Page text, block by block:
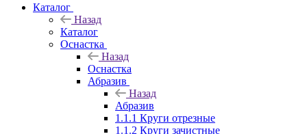
Каталог
Назад
Каталог
Оснастка
Назад
Оснастка
Абразив
Назад
Абразив
1.1.1 Круги отрезные
1.1.2 Круги зачистные